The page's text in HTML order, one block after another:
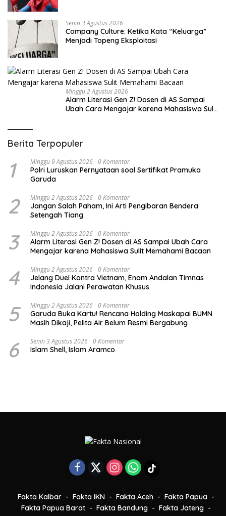
Senin 3 Agustus 2026
Company Culture: Ketika Kata “Keluarga”
Menjadi Topeng Eksploitasi
Minggu 2 Agustus 2026
Alarm Literasi Gen Z! Dosen di AS Sampai
Ubah Cara Mengajar karena Mahasiswa Sulit
Berita Terpopuler
1 Minggu 9 Agustus 2026 0 Komentar
Polri Luruskan Pernyataan soal Sertifikat Pramuka
Garuda
2 Minggu 2 Agustus 2026 0 Komentar
Jangan Salah Paham, Ini Arti Pengibaran Bendera
Setengah Tiang
3 Minggu 2 Agustus 2026 0 Komentar
Alarm Literasi Gen Z! Dosen di AS Sampai Ubah Cara
Mengajar karena Mahasiswa Sulit Memahami Bacaan
4 Minggu 2 Agustus 2026 0 Komentar
Jelang Duel Kontra Vietnam, Enam Andalan Timnas
Indonesia Jalani Perawatan Khusus
5 Minggu 2 Agustus 2026 0 Komentar
Garuda Buka Kartu! Rencana Holding Maskapai BUMN
Masih Dikaji, Pelita Air Belum Resmi Bergabung
6 Senin 3 Agustus 2026 0 Komentar
Islam Shell, Islam Aramco
Fakta Kalbar Fakta IKN Fakta Aceh
Fakta Papua
Fakta Papua Barat
Fakta Bandung
Fakta Jateng